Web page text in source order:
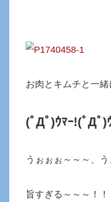
お肉とキムチと一
(ﾟДﾟ)ｳﾏｰ!(ﾟДﾟ)
うぉぉぉ～～～、
旨すぎる～～～！！